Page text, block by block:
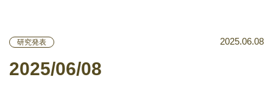
研究発表 2025.06.08
2025/06/08